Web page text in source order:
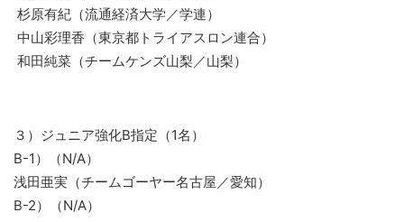
杉原有紀（流通経済大学／学連）
中山彩理香（東京都トライアスロン連合）
和田純菜（チームケンズ山梨／山梨）
３）ジュニア強化B指定（1名）
B-1）（N/A）
浅田亜実（チームゴーヤー名古屋／愛知）
B-2）（N/A）